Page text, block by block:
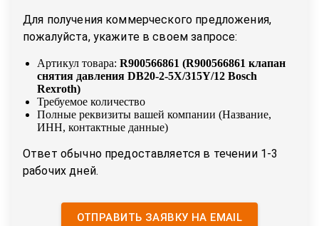
Для получения коммерческого предложения,
пожалуйста, укажите в своем запросе:
Артикул товара: R900566861 (R900566861 клапан
снятия давления DB20-2-5X/315Y/12 Bosch
Rexroth)
Требуемое количество
Полные реквизиты вашей компании (Название,
ИНН, контактные данные)
Ответ обычно предоставляется в течении 1-3
рабочих дней.
ОТПРАВИТЬ ЗАЯВКУ НА EMAIL